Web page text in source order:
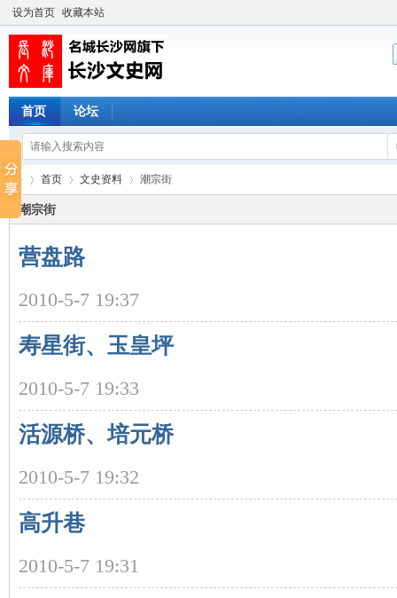
设为首页 收藏本站
首页 论坛
沙
›
首页
›
文史资料 潮宗街
潮宗街
营盘路
2010-5-7 19:37
寿星街、玉皇坪
2010-5-7 19:33
活源桥、培元桥
2010-5-7 19:32
高升巷
2010-5-7 19:31